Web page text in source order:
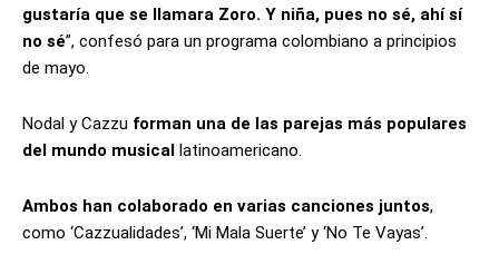
gustaría que se llamara Zoro. Y niña, pues no sé, ahí sí
no sé”, confesó para un programa colombiano a principios
de mayo.
Nodal y Cazzu forman una de las parejas más populares
del mundo musical latinoamericano.
Ambos han colaborado en varias canciones juntos,
como ‘Cazzualidades’, ‘Mi Mala Suerte’ y ‘No Te Vayas’.